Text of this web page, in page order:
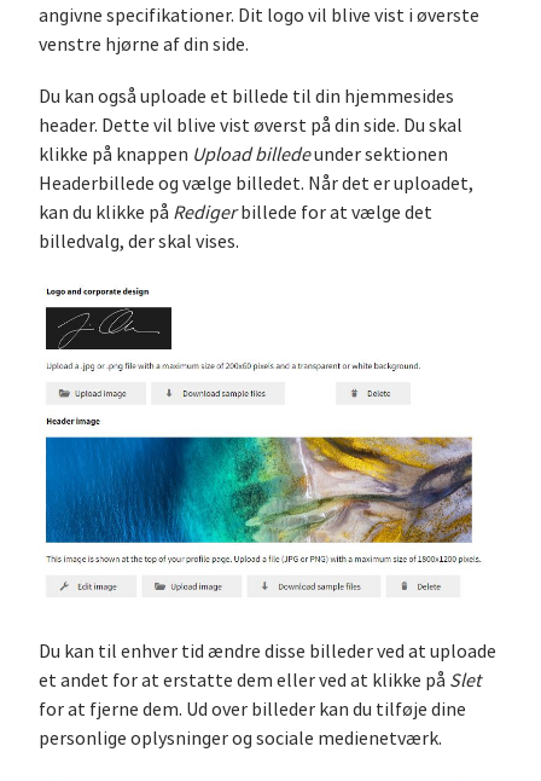
angivne specifikationer. Dit logo vil blive vist i øverste
venstre hjørne af din side.
Du kan også uploade et billede til din hjemmesides
header. Dette vil blive vist øverst på din side. Du skal
klikke på knappen Upload billedeunder sektionen
Headerbillede og vælge billedet. Når det er uploadet,
kan du klikke på Redigerbillede for at vælge det
billedvalg, der skal vises.
Du kan til enhver tid ændre disse billeder ved at uploade
et andet for at erstatte dem eller ved at klikke på Slet
for at fjerne dem. Ud over billeder kan du tilføje dine
personlige oplysninger og sociale medienetværk.